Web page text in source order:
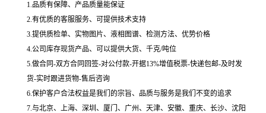
1.品质有保障、产品质量能保证
2.有优质的客服服务、可提供技术支持
3.提供质检单、实物图片、液相图谱、检测方法、优势价格
4.公司库存现货产品、可以提供大货、千克/吨位
5.做合同-双方合同回签-对公付款-开据13%增值税票-快递包邮-及时发
货-实时跟进货物-售后咨询
6.保护客户合法权益是我们的宗旨、品质与服务是我们不变的追求
7.与北京、上海、深圳、厦门、广州、天津、安徽、重庆、长沙、沈阳